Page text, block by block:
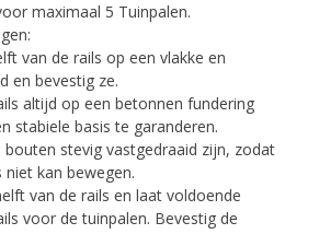
maximaal 5 Tuinpalen.
van de rails op een vlakke en
en bevestig ze.
altijd op een betonnen fundering
stabiele basis te garanderen.
stevig vastgedraaid zijn, zodat
kan bewegen.
van de rails en laat voldoende
voor de tuinpalen. Bevestig de